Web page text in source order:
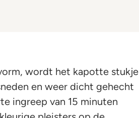
wordt het kapotte stukje
en weer dicht gehecht
ingreep van 15 minuten